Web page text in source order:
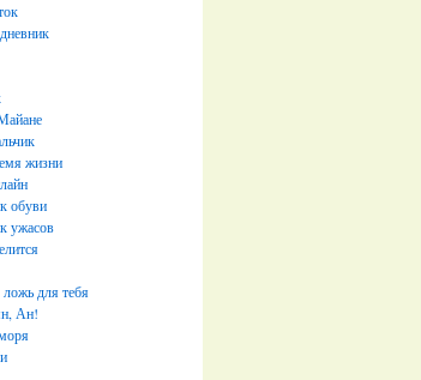
жизни
обуви
ужасов
для тебя
Ан!